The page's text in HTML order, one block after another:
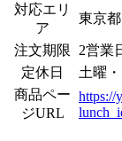
対応エリ
ア
東京都
注文期限
2営業
定休日
土曜
商品ペー
ジURL
https://